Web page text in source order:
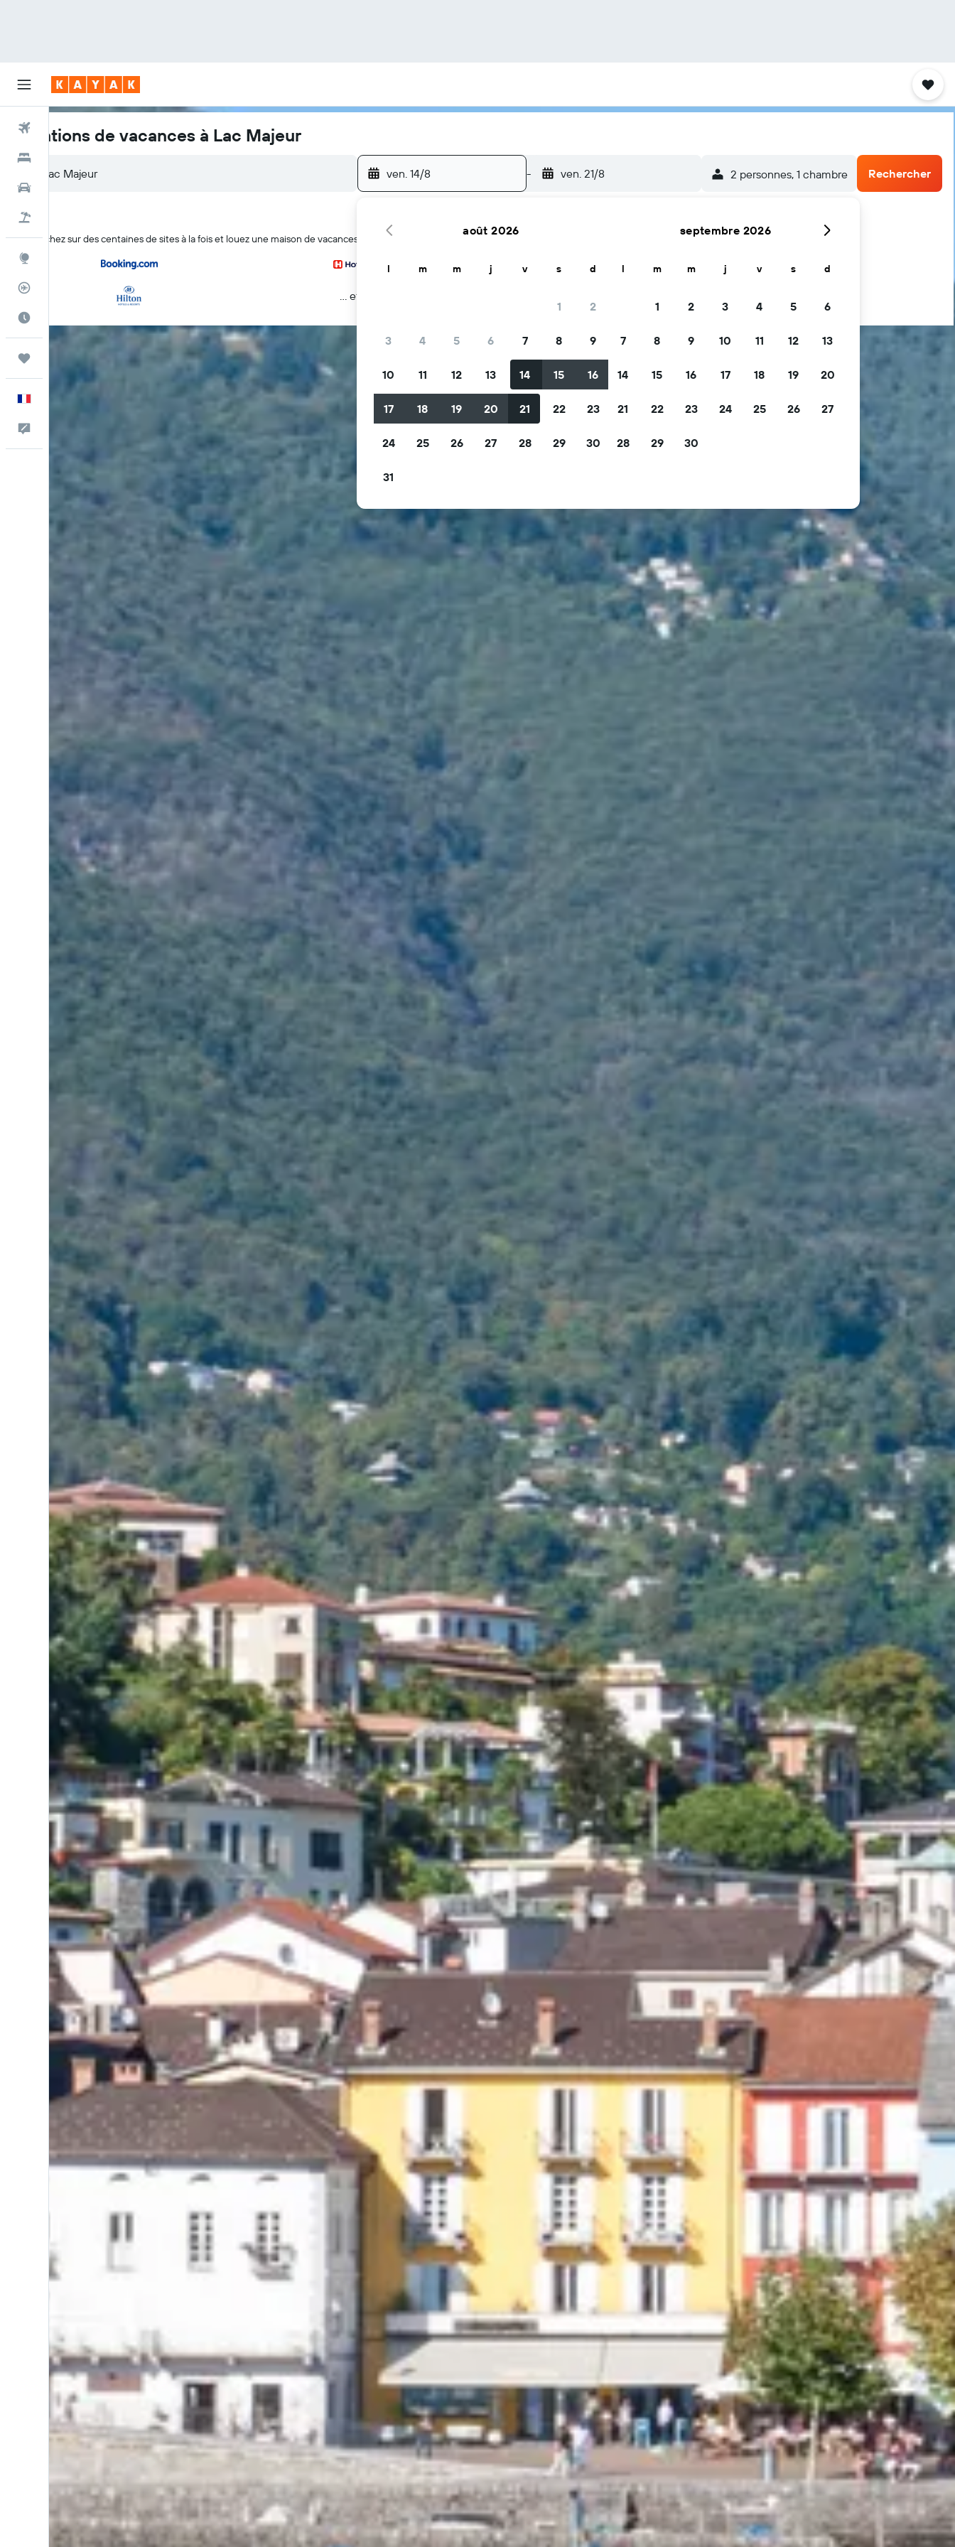
Vols
Locations de vacances à Lac Majeur
ven. 14/8 - ven. 21/8 2 personnes, 1 chambre Rechercher
Recherchez sur des centaines de sites à la fois et louez une maison de vacances à Lac Majeur
… et plus
août 2026
l m m j v s d
1 2
3 4 5 6 7 8 9
10 11 12 13 14 15 16
17 18 19 20 21 22 23
24 25 26 27 28 29 30
31
septembre 2026
l m m j v s d
1 2 3 4 5 6
7 8 9 10 11 12 13
14 15 16 17 18 19 20
21 22 23 24 25 26 27
28 29 30